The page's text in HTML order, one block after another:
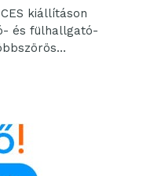
kiállításon
és fülhallgató-